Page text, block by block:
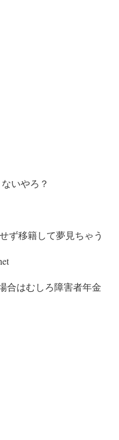
いやろ？
ず移籍して夢見ちゃう
合はむしろ障害者年金